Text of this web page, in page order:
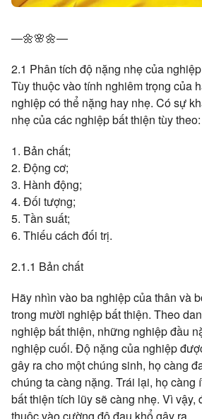
—🌼🌸🌼—
2.1 Phân tích độ nặng nhẹ của nghiệp
Tùy thuộc vào tính nghiêm trọng của
nghiệp có thể nặng hay nhẹ. Có sự
nhẹ của các nghiệp bất thiện tùy theo:
1. Bản chất;
2. Động cơ;
3. Hành động;
4. Đối tượng;
5. Tần suất;
6. Thiếu cách đối trị.
2.1.1 Bản chất
Hãy nhìn vào ba nghiệp của thân và
trong mười nghiệp bất thiện. Theo
nghiệp bất thiện, những nghiệp đầu
nghiệp cuối. Độ nặng của nghiệp
gây ra cho một chúng sinh, họ càng
chúng ta càng nặng. Trái lại, họ càng
bất thiện tích lũy sẽ càng nhẹ. Vì vậy,